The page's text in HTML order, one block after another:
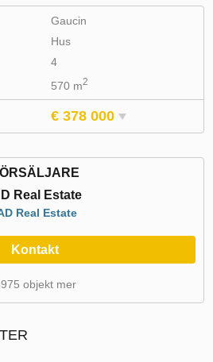
Gaucin
Hus
4
570 m2
€ 378 000
Real Estate
Real Estate
Kontakt
objekt mer